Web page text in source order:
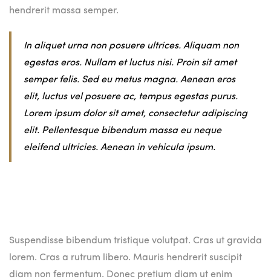
hendrerit massa semper.
In aliquet urna non posuere ultrices. Aliquam non
egestas eros. Nullam et luctus nisi. Proin sit amet
semper felis. Sed eu metus magna. Aenean eros
elit, luctus vel posuere ac, tempus egestas purus.
Lorem ipsum dolor sit amet, consectetur adipiscing
elit. Pellentesque bibendum massa eu neque
eleifend ultricies. Aenean in vehicula ipsum.
Suspendisse bibendum tristique volutpat. Cras ut gravida
lorem. Cras a rutrum libero. Mauris hendrerit suscipit
diam non fermentum. Donec pretium diam ut enim